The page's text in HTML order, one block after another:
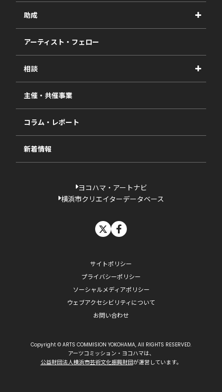
事業紹介
事業報告書
助成
2027年度
2026年度
2025年度
2024年度
2023年度
過去の採択一覧
アーティスト・フェロー
相談
視察・ヒアリング・研究
相談依頼フォーム
主催・共催事業
コラム・レポート
新着情報
ヨコハマ・アートナビ
横浜市クリエイターデータベース
サイトポリシー
プライバシーポリシー
ソーシャルメディアポリシー
ウェブアクセシビリティについて
お問い合わせ
Copyright © ARTS COMMISION YOKOHAMA, All RIGHTS RESERVED.
アーツコミッション・ヨコハマは、
公益財団法人横浜市芸術文化振興財団が運営しています。